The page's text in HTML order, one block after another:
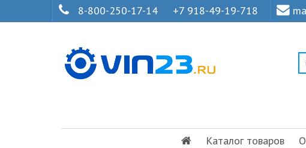
8-800-250-17-14 +7 918-49-19-718
Каталог товаров